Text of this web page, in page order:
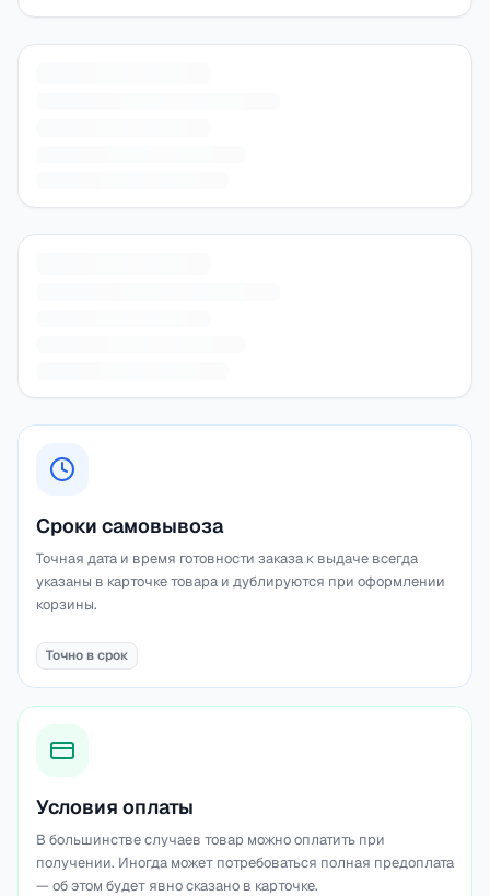
Сроки самовывоза
Точная дата и время готовности заказа к выдаче всегда
указаны в карточке товара и дублируются при оформлении
корзины.
Точно в срок
Условия оплаты
В большинстве случаев товар можно оплатить при
получении. Иногда может потребоваться полная предоплата
— об этом будет явно сказано в карточке.